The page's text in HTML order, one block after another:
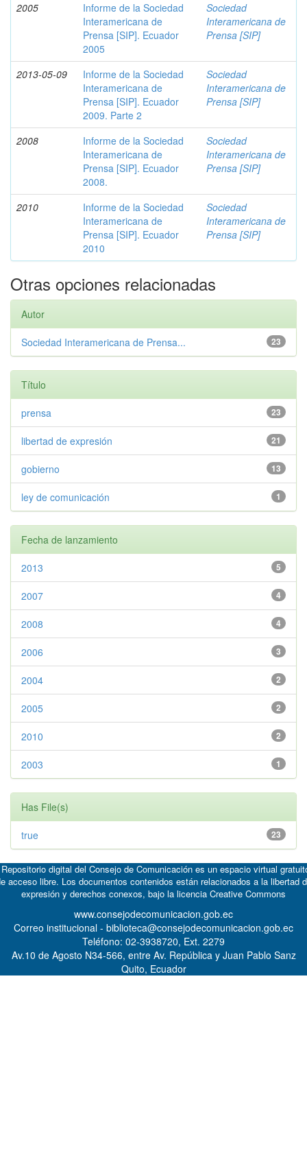
2005
Informe de la Sociedad
Interamericana de
Prensa [SIP]. Ecuador
2005
Sociedad
Interamericana de
Prensa [SIP]
2013-05-09
Informe de la Sociedad
Interamericana de
Prensa [SIP]. Ecuador
2009. Parte 2
Sociedad
Interamericana de
Prensa [SIP]
2008
Informe de la Sociedad
Interamericana de
Prensa [SIP]. Ecuador
2008.
Sociedad
Interamericana de
Prensa [SIP]
2010
Informe de la Sociedad
Interamericana de
Prensa [SIP]. Ecuador
2010
Sociedad
Interamericana de
Prensa [SIP]
Otras opciones relacionadas
Autor
23
Sociedad Interamericana de Prensa...
Título
23
prensa
21
libertad de expresión
13
gobierno
1
ley de comunicación
Fecha de lanzamiento
5
2013
4
2007
4
2008
3
2006
2
2004
2
2005
2
2010
1
2003
Has File(s)
23
true
digital del Consejo de Comunicación es un espacio virtual
acceso libre. Los documentos contenidos están relacionados a la libertad
expresión y derechos conexos, bajo la licencia Creative Commons
www.consejodecomunicacion.gob.ec
Correo institucional - biblioteca@consejodecomunicacion.gob.ec
Teléfono: 02-3938720, Ext. 2279
Av.10 de Agosto N34-566, entre Av. República y Juan Pablo Sanz
Quito, Ecuador